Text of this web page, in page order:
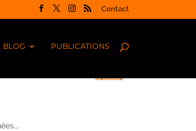
Contact
BLOG PUBLICATIONS